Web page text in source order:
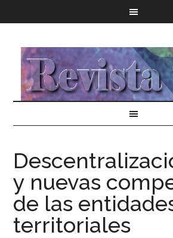
y nuevas
de las
territoriales